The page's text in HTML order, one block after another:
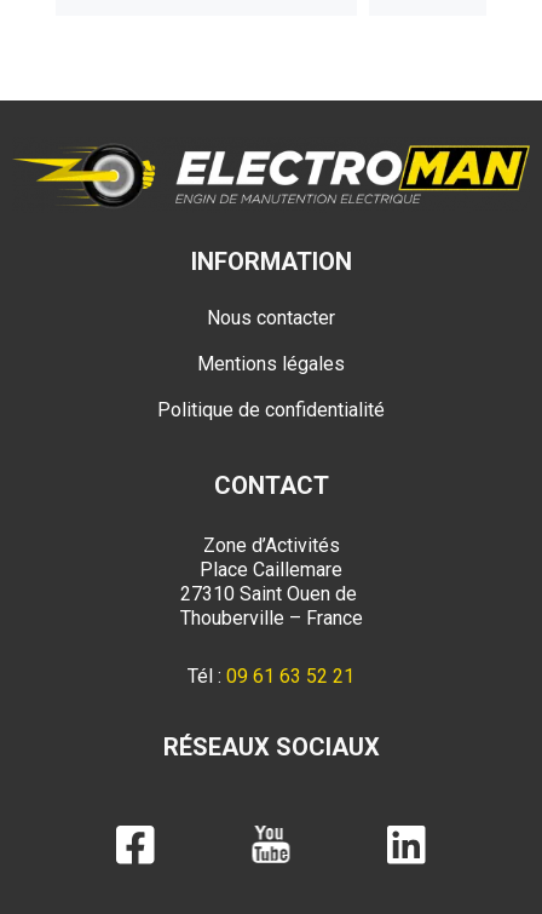
INFORMATION
Nous contacter
Mentions légales
Politique de confidentialité
CONTACT
Zone d’Activités
Place Caillemare
27310 Saint Ouen de
Thouberville – France
Tél : 09 61 63 52 21
RÉSEAUX SOCIAUX